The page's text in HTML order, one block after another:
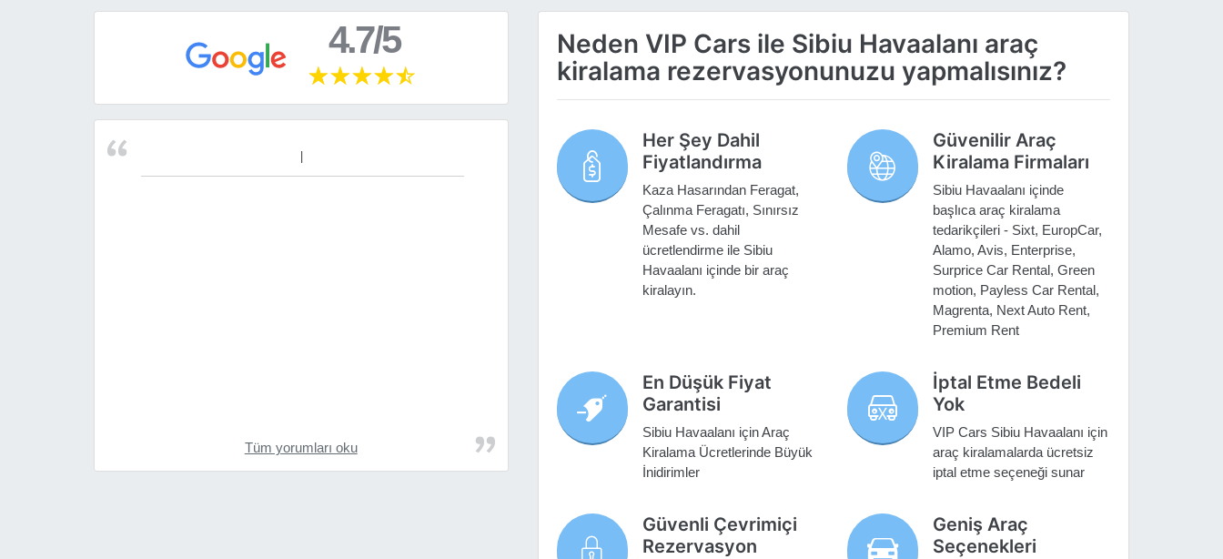
4.7/5
Tüm yorumları oku
Neden VIP Cars ile Sibiu Havaalanı araç
kiralama rezervasyonunuzu yapmalısınız?
Her Şey Dahil
Fiyatlandırma
Kaza Hasarından Feragat,
Çalınma Feragatı, Sınırsız
Mesafe vs. dahil
ücretlendirme ile Sibiu
Havaalanı içinde bir araç
kiralayın.
Güvenilir Araç
Kiralama Firmaları
Sibiu Havaalanı içinde
başlıca araç kiralama
tedarikçileri - Sixt, EuropCar,
Alamo, Avis, Enterprise,
Surprice Car Rental, Green
motion, Payless Car Rental,
Magrenta, Next Auto Rent,
Premium Rent
En Düşük Fiyat
Garantisi
Sibiu Havaalanı için Araç
Kiralama Ücretlerinde Büyük
İnidirimler
İptal Etme Bedeli
Yok
VIP Cars Sibiu Havaalanı için
araç kiralamalarda ücretsiz
iptal etme seçeneği sunar
Güvenli Çevrimiçi
Rezervasyon
Geniş Araç
Seçenekleri